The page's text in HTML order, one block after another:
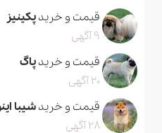
قیمت و خریدپکینیز
9 آگهی
قیمت و خریدپاگ
20 آگهی
قیمت و خریدشیبا
28 آگهی